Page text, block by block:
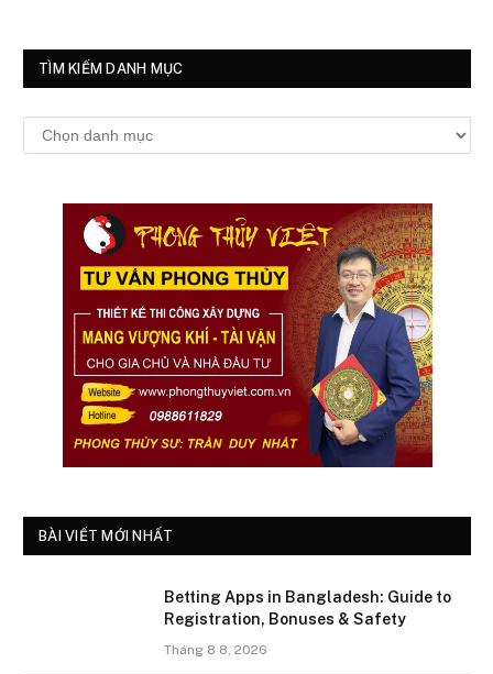
TÌM KIẾM DANH MỤC
Tìm
kiếm
BÀI VIẾT MỚI NHẤT
Betting Apps in Bangladesh: Guide to
Registration, Bonuses & Safety
Tháng 8 8, 2026